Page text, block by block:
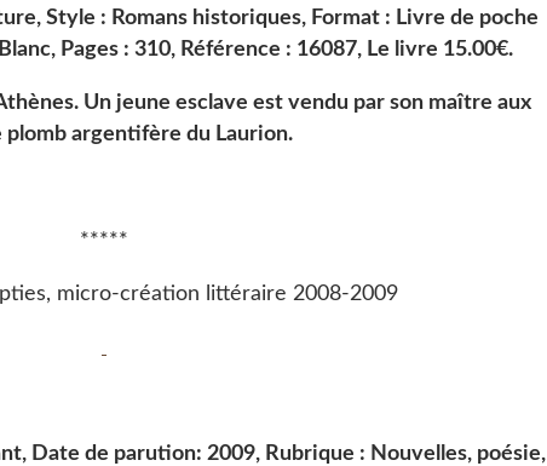
Style : Romans historiques, Format : Livre de poche
Pages : 310, Référence : 16087, Le livre 15.00€.
Un jeune esclave est vendu par son maître aux
plomb argentifère du Laurion.
*****
micro-création littéraire 2008-2009
Date de parution: 2009, Rubrique : Nouvelles, poésie,